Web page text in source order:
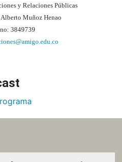
y Relaciones Públicas
Muñoz Henao
3849739